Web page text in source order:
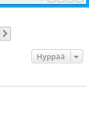
Hyppää